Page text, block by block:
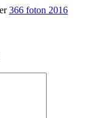
366 foton 2016